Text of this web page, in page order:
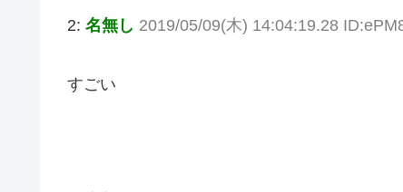
2: 名無し 2019/05/09(木) 14:04:19.28
すごい